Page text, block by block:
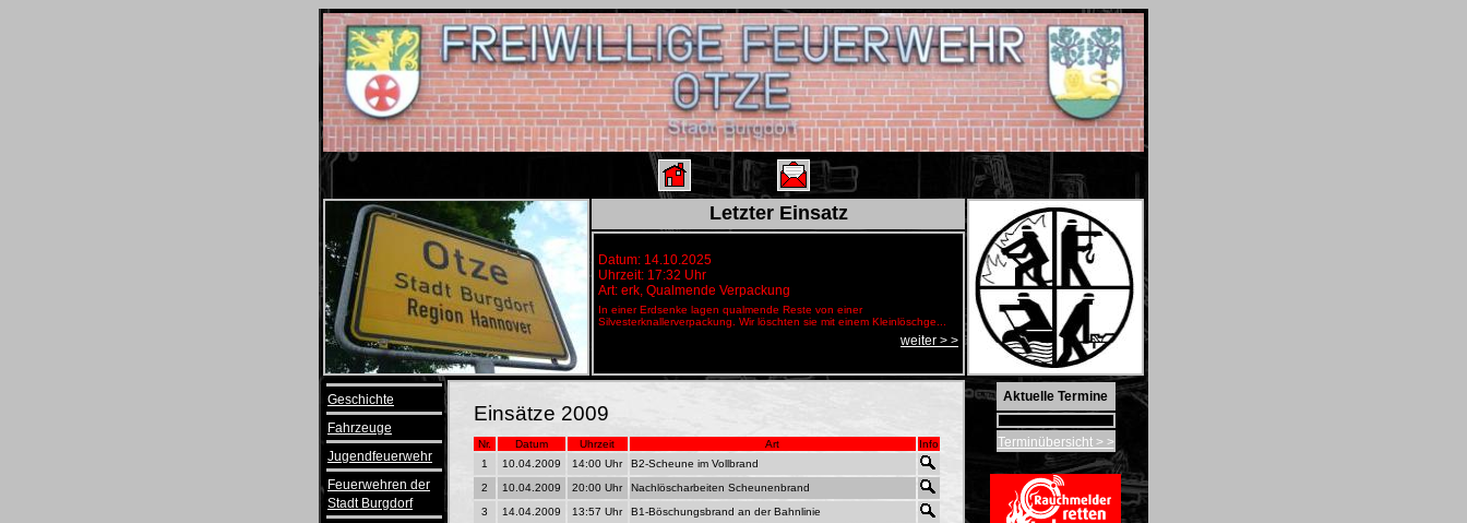
Letzter Einsatz
Datum: 14.10.2025
Uhrzeit: 17:32 Uhr
Art: erk, Qualmende Verpackung
In einer Erdsenke lagen qualmende Reste von einer
Silvesterknallerverpackung. Wir löschten sie mit einem Kleinlöschge...
weiter > >
Geschichte
Fahrzeuge
Jugendfeuerwehr
Feuerwehren der
Stadt Burgdorf
Einsätze 2009
Nr. Datum Uhrzeit Art
Info
1
10.04.2009 14:00 Uhr
B2-Scheune im Vollbrand
2
10.04.2009 20:00 Uhr
Nachlöscharbeiten Scheunenbrand
3
14.04.2009 13:57 Uhr
B1-Böschungsbrand an der Bahnlinie
Aktuelle Termine
Terminübersicht > >